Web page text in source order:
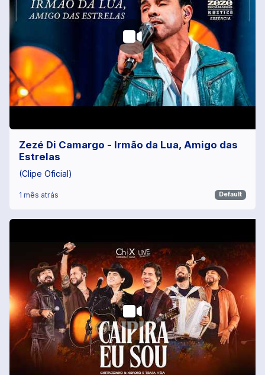
Zezé Di Camargo - Irmão da Lua, Amigo das
Estrelas
(Clipe Oficial)
1 mês atrás Default